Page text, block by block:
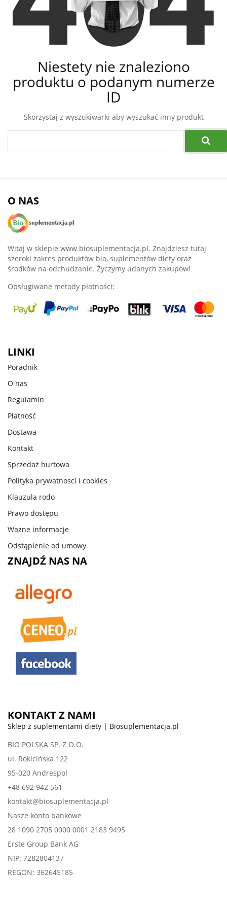
Niestety nie znaleziono
produktu o podanym numerze
ID
Skorzystaj z wyszukiwarki aby wyszukać inny produkt
O NAS
Witaj w sklepie www.biosuplementacja.pl. Znajdziesz tutaj
szeroki zakres produktów bio, suplementów diety oraz
środków na odchudzanie. Życzymy udanych zakupów!
Obsługiwane metody płatności:
LINKI
Poradnik
O nas
Regulamin
Płatność
Dostawa
Kontakt
Sprzedaż hurtowa
Polityka prywatnosci i cookies
Klauzula rodo
Prawo dostępu
Ważne informacje
Odstąpienie od umowy
ZNAJDŹ NAS NA
KONTAKT Z NAMI
Sklep z suplementami diety | Biosuplementacja.pl
BIO POLSKA SP. Z O.O.
ul. Rokicińska 122
95-020 Andrespol
+48 692 942 561
kontakt@biosuplementacja.pl
Nasze konto bankowe
28 1090 2705 0000 0001 2183 9495
Erste Group Bank AG
NIP: 7282804137
REGON: 362645185